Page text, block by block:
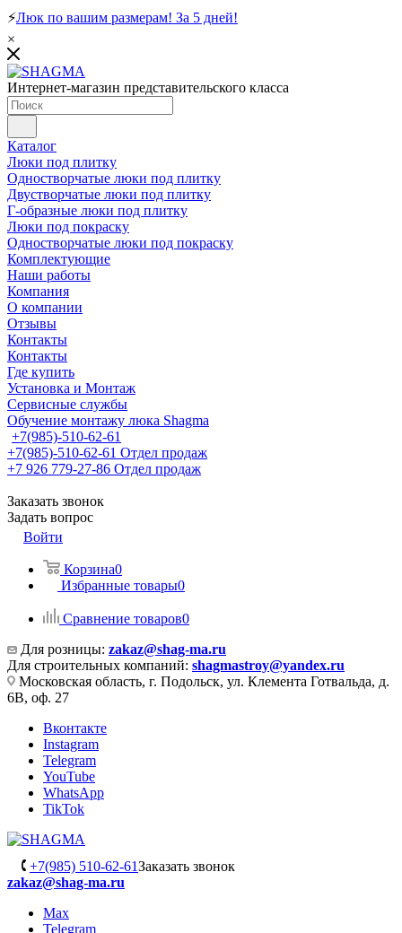
⚡Люк по вашим размерам! За 5 дней!
×
Интернет-магазин представительского класса
Каталог
Люки под плитку
Одностворчатые люки под плитку
Двустворчатые люки под плитку
Г-образные люки под плитку
Люки под покраску
Одностворчатые люки под покраску
Комплектующие
Наши работы
Компания
О компании
Отзывы
Контакты
Контакты
Где купить
Установка и Монтаж
Сервисные службы
Обучение монтажу люка Shagma
+7(985)-510-62-61
+7(985)-510-62-61 Отдел продаж
‪+7 926 779-27-86‬ Отдел продаж
Заказать звонок
Задать вопрос
Войти
Корзина0
Избранные товары0
Сравнение товаров0
Для розницы: zakaz@shag-ma.ru
Для строительных компаний: shagmastroy@yandex.ru
Московская область, г. Подольск, ул. Клемента Готвальда, д.
6В, оф. 27
Вконтакте
Instagram
Telegram
YouTube
WhatsApp
TikTok
+7(985) 510-62-61Заказать звонок
zakaz@shag-ma.ru
Max
Telegram